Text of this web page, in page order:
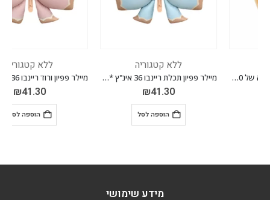
ללא קטגוריה
מיילר פפיון תכלת ריינבו 36 אינ"ץ *מגיע בסיטונאות חבילה של 5 יח'*
הוספה לסל
ללא קטגוריה
מיילר פפיון ורוד ריינבו 36 אינ"ץ *מגיע בסיטונאות חבילה של 5 יח'*
הוספה לסל
מידע שימושי